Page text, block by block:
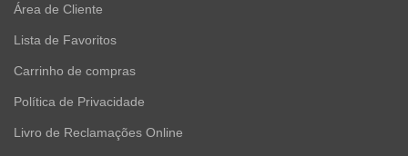
Área de Cliente
Lista de Favoritos
Carrinho de compras
Política de Privacidade
Livro de Reclamações Online